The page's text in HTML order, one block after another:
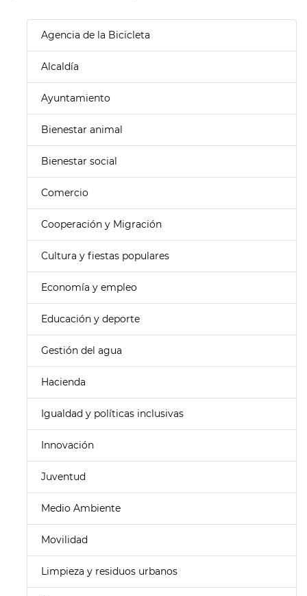
Agencia de la Bicicleta
Alcaldía
Ayuntamiento
Bienestar animal
Bienestar social
Comercio
Cooperación y Migración
Cultura y fiestas populares
Economía y empleo
Educación y deporte
Gestión del agua
Hacienda
Igualdad y políticas inclusivas
Innovación
Juventud
Medio Ambiente
Movilidad
Limpieza y residuos urbanos